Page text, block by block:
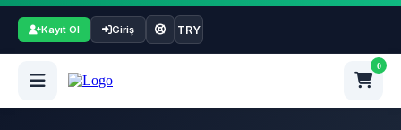
Kayıt Ol Giriş TRY
0